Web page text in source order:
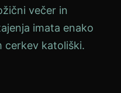
večer in
imata enako
cerkev katoliški.